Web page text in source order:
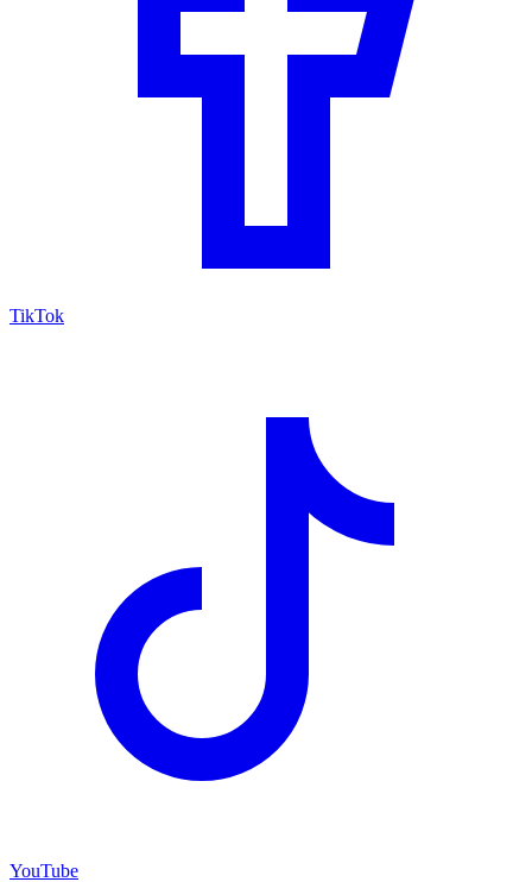
TikTok
YouTube